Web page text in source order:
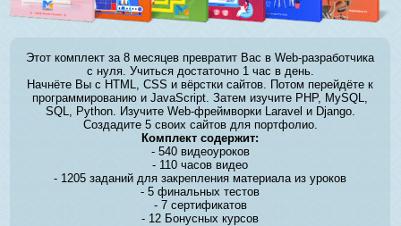
Этот комплект за 8 месяцев превратит Вас в Web-разработчика
с нуля. Учиться достаточно 1 час в день.
Начнёте Вы с HTML, CSS и вёрстки сайтов. Потом перейдёте к
программированию и JavaScript. Затем изучите PHP, MySQL,
SQL, Python. Изучите Web-фреймворки Laravel и Django.
Создадите 5 своих сайтов для портфолио.
Комплект содержит:
- 540 видеоуроков
- 110 часов видео
- 1205 заданий для закрепления материала из уроков
- 5 финальных тестов
- 7 сертификатов
- 12 Бонусных курсов